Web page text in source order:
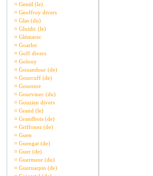
¤ Gentil (le)
¤ Geoffroy divers
¤ Glas (du)
¤ Gluidic (le)
¤ Glémarec
¤ Goarlot
¤ Goff divers
¤ Golouy
¤ Gouandour (de)
¤ Gourcuff (de)
¤ Gourezre
¤ Gourvinec (du)
¤ Gouzien divers
¤ Grand (le)
¤ Grandbois (de)
¤ Griffonez (de)
¤ Guen
¤ Guengat (de)
¤ Guer (de)
¤ Guermeur (du)
¤ Guernarpin (de)